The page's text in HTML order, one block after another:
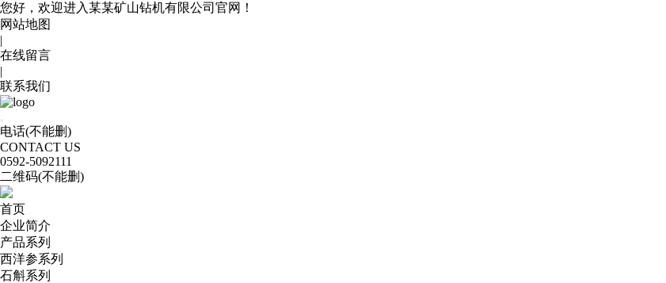
您好，欢迎进入某某矿山钻机有限公司官网！
网站地图
|
在线留言
|
联系我们
电话(不能删)
CONTACT US
0592-5092111
二维码(不能删)
首页
企业简介
产品系列
西洋参系列
石斛系列